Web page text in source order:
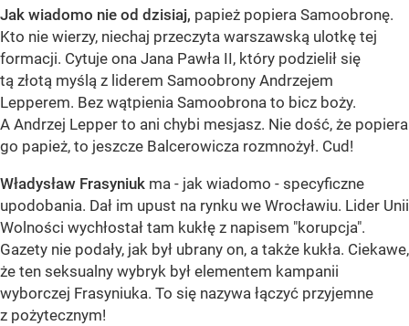
Jak wiadomo nie od dzisiaj, papież popiera Samoobronę.
Kto nie wierzy, niechaj przeczyta warszawską ulotkę tej
formacji. Cytuje ona Jana Pawła II, który podzielił się
tą złotą myślą z liderem Samoobrony Andrzejem
Lepperem. Bez wątpienia Samoobrona to bicz boży.
A Andrzej Lepper to ani chybi mesjasz. Nie dość, że popiera
go papież, to jeszcze Balcerowicza rozmnożył. Cud!
Władysław Frasyniuk ma - jak wiadomo - specyficzne
upodobania. Dał im upust na rynku we Wrocławiu. Lider Unii
Wolności wychłostał tam kukłę z napisem "korupcja".
Gazety nie podały, jak był ubrany on, a także kukła. Ciekawe,
że ten seksualny wybryk był elementem kampanii
wyborczej Frasyniuka. To się nazywa łączyć przyjemne
z pożytecznym!